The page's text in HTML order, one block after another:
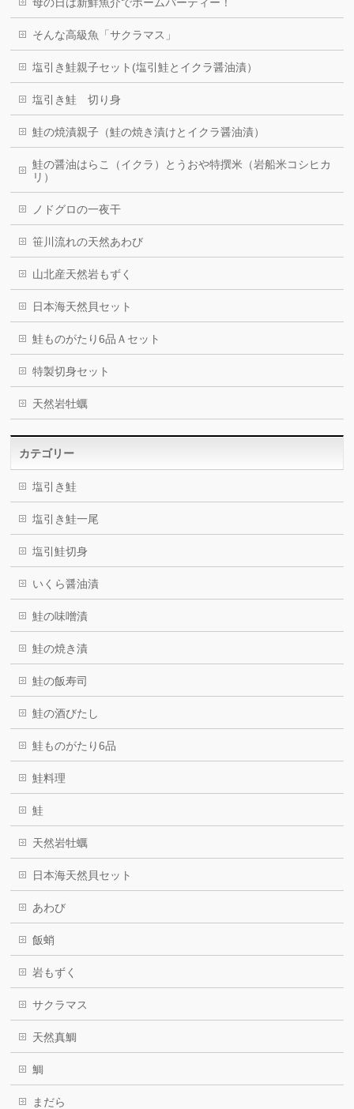
そんな高級魚「サクラマス」
塩引き鮭親子セット(塩引鮭とイクラ醤油漬）
塩引き鮭 切り身
鮭の焼漬親子（鮭の焼き漬けとイクラ醤油漬）
鮭の醤油はらこ（イクラ）とうおや特撰米（岩船米コシヒカ
リ）
ノドグロの一夜干
笹川流れの天然あわび
山北産天然岩もずく
日本海天然貝セット
鮭ものがたり6品Ａセット
特製切身セット
天然岩牡蠣
カテゴリー
塩引き鮭
塩引き鮭一尾
塩引鮭切身
いくら醤油漬
鮭の味噌漬
鮭の焼き漬
鮭の飯寿司
鮭の酒びたし
鮭ものがたり6品
鮭料理
鮭
天然岩牡蠣
日本海天然貝セット
あわび
飯蛸
岩もずく
サクラマス
天然真鯛
鯛
まだら